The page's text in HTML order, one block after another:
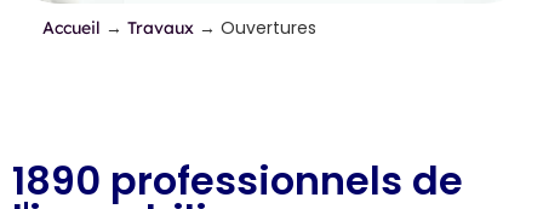
Accueil → Travaux → Ouvertures
1890 professionnels de